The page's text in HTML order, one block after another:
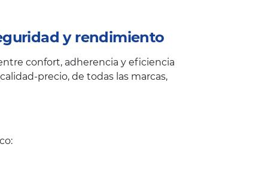
y rendimiento
confort, adherencia y eficiencia
precio, de todas las marcas,